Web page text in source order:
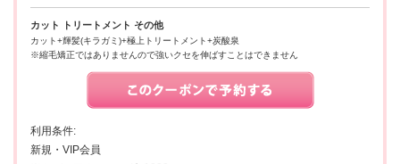
カット トリートメント その他
カット+輝髪(キラガミ)+極上トリートメント+炭酸泉
※縮毛矯正ではありませんので強いクセを伸ばすことはできません
利用条件:
新規・VIP会員